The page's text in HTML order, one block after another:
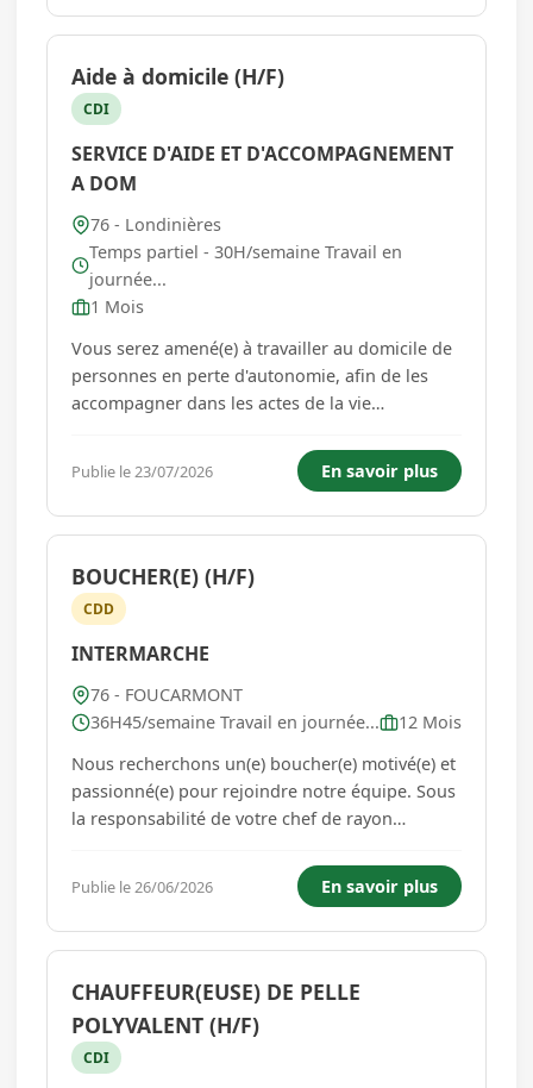
implantations. ...
Aide à domicile (H/F)
CDI
SERVICE D'AIDE ET D'ACCOMPAGNEMENT
A DOM
76 - Londinières
Temps partiel - 30H/semaine Travail en
journée...
1 Mois
Vous serez amené(e) à travailler au domicile de
personnes en perte d'autonomie, afin de les
accompagner dans les actes de la vie
au coucher, à l'hygiène corporelle, à l'entretien
du logement et du linge -l'accompagnement
aux courses Autonome, ...
Publie le 23/07/2026 En savoir plus
BOUCHER(E) (H/F)
CDD
INTERMARCHE
76 - FOUCARMONT
36H45/semaine Travail en journée...
12 Mois
Nous recherchons un(e) boucher(e) motivé(e) et
passionné(e) pour rejoindre notre équipe. Sous
la responsabilité de votre chef de rayon
Découpe et préparation des viandes, mise en
rayon et présentation des produits, conseil et
service auprès de l...
Publie le 26/06/2026 En savoir plus
CHAUFFEUR(EUSE) DE PELLE
POLYVALENT (H/F)
CDI